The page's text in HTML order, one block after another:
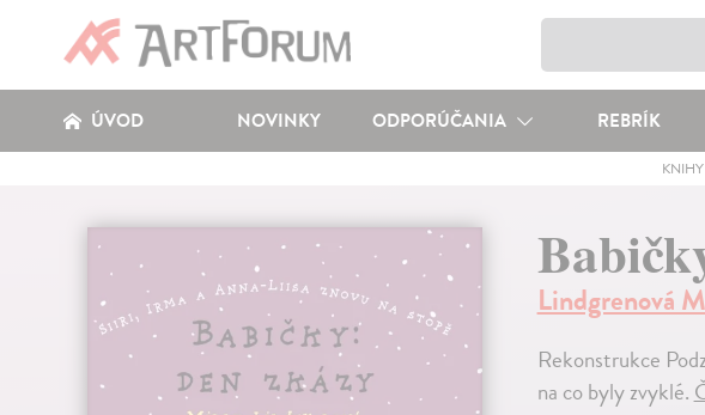
ÚVOD NOVINKY ODPORÚČANIA REBRÍK
KNIHY
Lindgrenová
Rekonstrukce
na co byly zvyklé.